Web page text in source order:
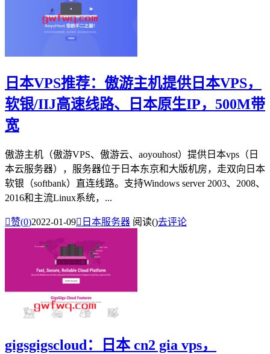
日本VPS推荐：傲游主机提供日本VPS，
软银/IIJ高速线路、日本原生IP，500M带
宽
傲游主机（傲游VPS、傲游云、aoyouhost）提供日本vps（日
本云服务器），服务器位于日本东京和大版机房，走双向日本
软银（softbank）直连线路。支持Windows server 2003、2008、
2016和主流Linux系统，...
赞(0)2022-01-09 日本服务器 阅读()去评论
gigsgigscloud：日本 cn2 gia vps，